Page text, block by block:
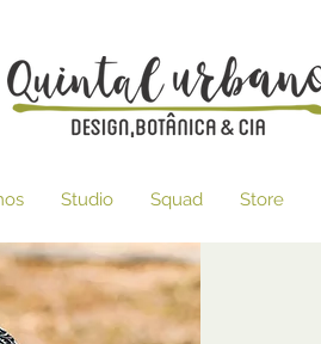
Studio Squad Store